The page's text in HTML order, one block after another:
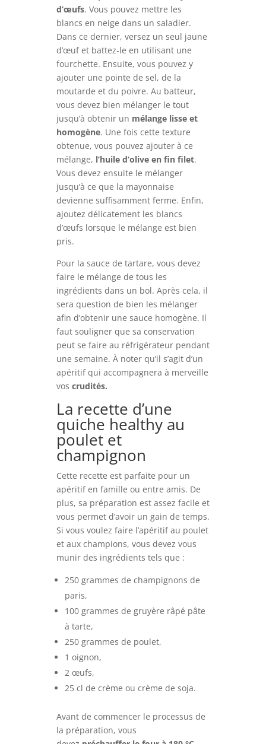
d’œufs. Vous pouvez mettre les
blancs en neige dans un saladier.
Dans ce dernier, versez un seul jaune
d’œuf et battez-le en utilisant une
fourchette. Ensuite, vous pouvez y
ajouter une pointe de sel, de la
moutarde et du poivre. Au batteur,
vous devez bien mélanger le tout
jusqu’à obtenir un mélange lisse et
homogène. Une fois cette texture
obtenue, vous pouvez ajouter à ce
mélange, l’huile d’olive en fin filet.
Vous devez ensuite le mélanger
jusqu’à ce que la mayonnaise
devienne suffisamment ferme. Enfin,
ajoutez délicatement les blancs
d’œufs lorsque le mélange est bien
pris.
Pour la sauce de tartare, vous devez
faire le mélange de tous les
ingrédients dans un bol. Après cela, il
sera question de bien les mélanger
afin d’obtenir une sauce homogène. Il
faut souligner que sa conservation
peut se faire au réfrigérateur pendant
une semaine. À noter qu’il s’agit d’un
apéritif qui accompagnera à merveille
vos crudités.
La recette d’une
quiche healthy au
poulet et
champignon
Cette recette est parfaite pour un
apéritif en famille ou entre amis. De
plus, sa préparation est assez facile et
vous permet d’avoir un gain de temps.
Si vous voulez faire l’apéritif au poulet
et aux champions, vous devez vous
munir des ingrédients tels que :
250 grammes de champignons de
paris,
100 grammes de gruyère râpé pâte
à tarte,
250 grammes de poulet,
1 oignon,
2 œufs,
25 cl de crème ou crème de soja.
Avant de commencer le processus de
la préparation, vous